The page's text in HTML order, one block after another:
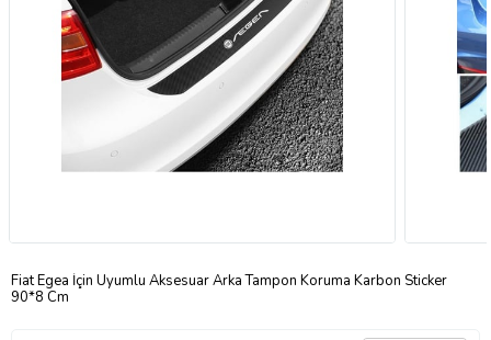
Fiat Egea İçin Uyumlu Aksesuar Arka Tampon Koruma Karbon Sticker
90*8 Cm